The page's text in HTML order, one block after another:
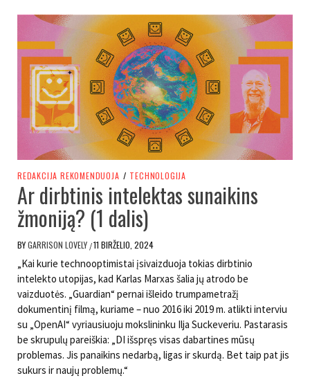
REDAKCIJA REKOMENDUOJA / TECHNOLOGIJA
Ar dirbtinis intelektas sunaikins
žmoniją? (1 dalis)
BYGARRISON LOVELY /11 BIRŽELIO, 2024
„Kai kurie technooptimistai įsivaizduoja tokias dirbtinio
intelekto utopijas, kad Karlas Marxas šalia jų atrodo be
vaizduotės. „Guardian“ pernai išleido trumpametražį
dokumentinį filmą, kuriame – nuo 2016 iki 2019 m. atlikti interviu
su „OpenAI“ vyriausiuoju mokslininku Ilja Suckeveriu. Pastarasis
be skrupulų pareiškia: „DI išspręs visas dabartines mūsų
problemas. Jis panaikins nedarbą, ligas ir skurdą. Bet taip pat jis
sukurs ir naujų problemų.“